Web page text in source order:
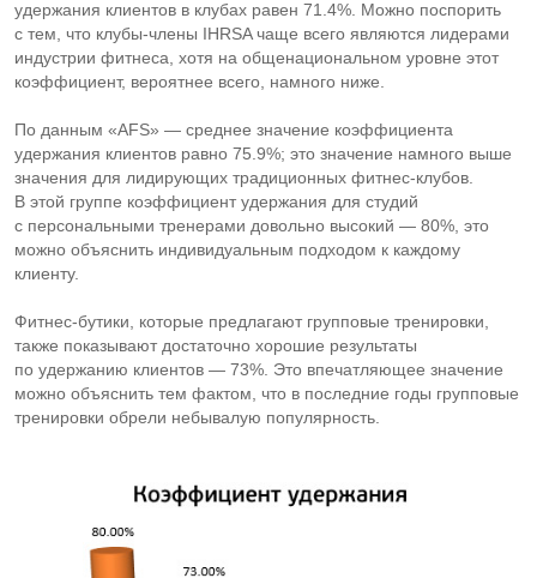
удержания клиентов в клубах равен 71.4%. Можно поспорить
с тем, что клубы-члены IHRSA чаще всего являются лидерами
индустрии фитнеса, хотя на общенациональном уровне этот
коэффициент, вероятнее всего, намного ниже.
По данным «AFS» — среднее значение коэффициента
удержания клиентов равно 75.9%; это значение намного выше
значения для лидирующих традиционных фитнес-клубов
В этой группе коэффициент удержания для студий
с персональными тренерами довольно высокий — 80%, это
можно объяснить индивидуальным подходом к каждому
клиенту.
Фитнес-бутики , которые предлагают групповые тренировки,
также показывают достаточно хорошие результаты
по удержанию клиентов — 73%. Это впечатляющее значение
можно объяснить тем фактом, что в последние годы групповые
тренировки обрели небывалую популярность.